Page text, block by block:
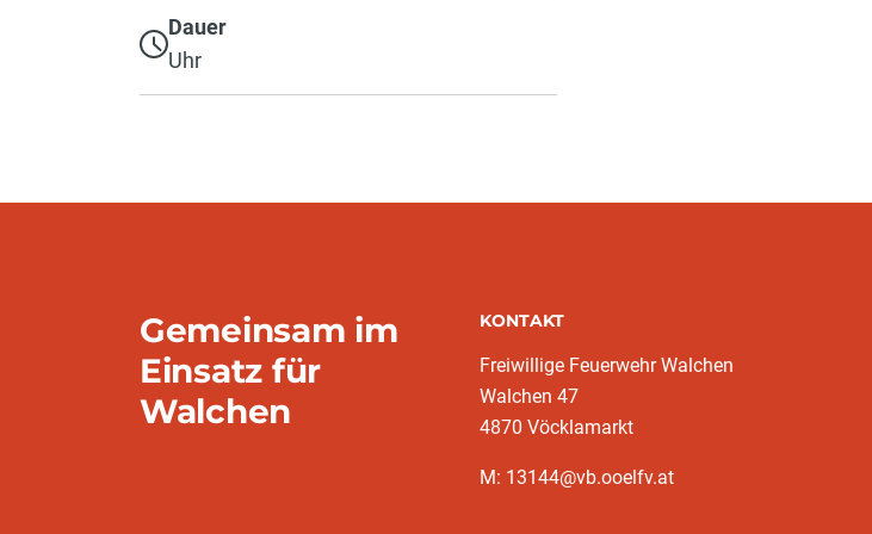
Dauer
Uhr
Gemeinsam im
Einsatz für
Walchen
KONTAKT
Freiwillige Feuerwehr Walchen
Walchen 47
4870 Vöcklamarkt
M: 13144@vb.ooelfv.at